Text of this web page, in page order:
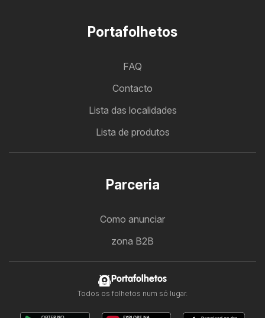
Portafolhetos
FAQ
Contacto
Lista das localidades
Lista de produtos
Parceria
Como anunciar
zona B2B
Portafolhetos
Todos os folhetos num só lugar.